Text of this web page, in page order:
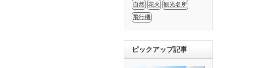
自然 花火
観光名所
飛行機
ピックアップ記事